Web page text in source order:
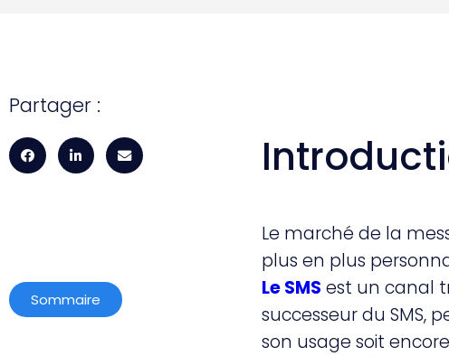
Partager :
Sommaire
Le marché de la
plus en plus
Le SMS est un canal
successeur du SMS,
son usage soit